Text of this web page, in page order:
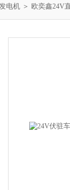
电机 ＞ 欧奕鑫24V